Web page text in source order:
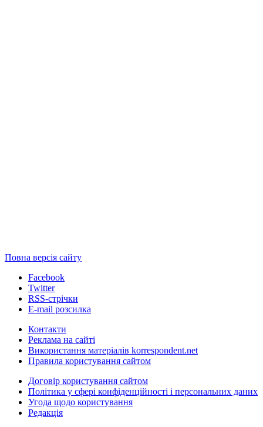
Повна версія сайту
Facebook
Twitter
RSS-стрічки
E-mail розсилка
Контакти
Реклама на сайті
Використання матеріалів korrespondent.net
Правила користування сайтом
Договір користування сайтом
Політика у сфері конфіденційності і персональних даних
Угода щодо користування
Редакція